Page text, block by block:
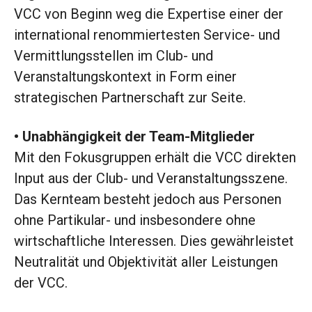
VCC von Beginn weg die Expertise einer der
international renommiertesten Service- und
Vermittlungsstellen im Club- und
Veranstaltungskontext in Form einer
strategischen Partnerschaft zur Seite.
• Unabhängigkeit der Team-Mitglieder
Mit den Fokusgruppen erhält die VCC direkten
Input aus der Club- und Veranstaltungsszene.
Das Kernteam besteht jedoch aus Personen
ohne Partikular- und insbesondere ohne
wirtschaftliche Interessen. Dies gewährleistet
Neutralität und Objektivität aller Leistungen
der VCC.